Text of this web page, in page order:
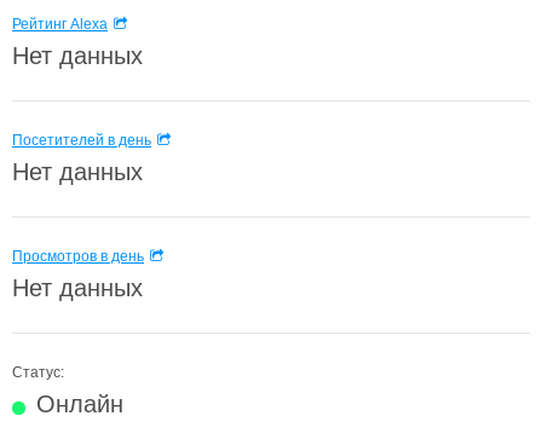
Рейтинг Alexa
Нет данных
Посетителей в день
Нет данных
Просмотров в день
Нет данных
Статус:
Онлайн